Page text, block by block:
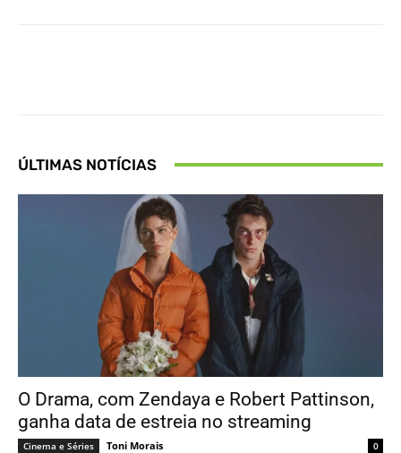
ÚLTIMAS NOTÍCIAS
O Drama, com Zendaya e Robert Pattinson,
ganha data de estreia no streaming
Cinema e Séries Toni Morais 0